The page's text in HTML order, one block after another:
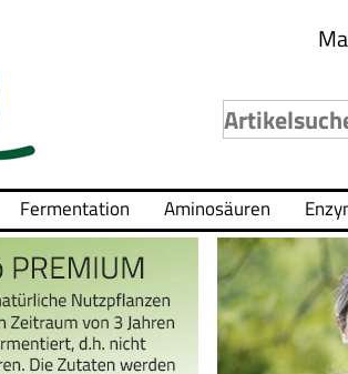
Fermentation Aminosäuren